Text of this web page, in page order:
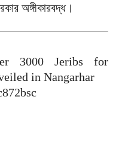
অঙ্গীকারবদ্ধ।
3000 Jeribs for
in Nangarhar